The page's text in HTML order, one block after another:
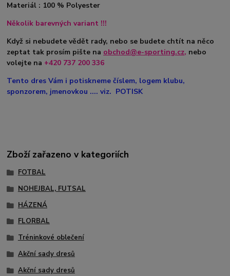
Materiál : 100 % Polyester
Několik barevných variant !!!
Když si nebudete vědět rady, nebo se budete chtít na něco
zeptat tak prosím pište na obchod@e-sporting.cz, nebo
volejte na +420 737 200 336
Tento dres Vám i potiskneme číslem, logem klubu,
sponzorem, jmenovkou .... viz. POTISK
Zboží zařazeno v kategoriích
FOTBAL
NOHEJBAL, FUTSAL
HÁZENÁ
FLORBAL
Tréninkové oblečení
Akční sady dresů
Akční sady dresů